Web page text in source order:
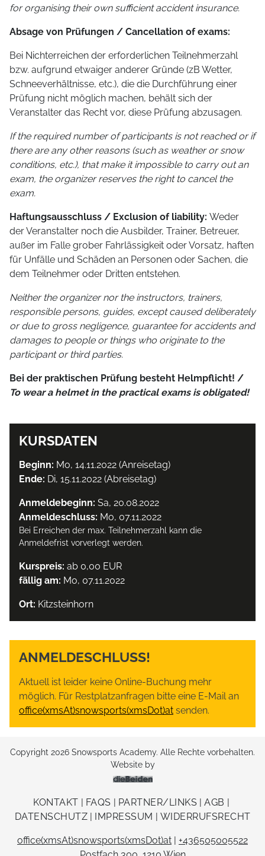
for organising their own sufficient accident insurance.
Absage von Prüfungen / Cancellation of exams:
Bei Nichterreichen der erforderlichen Teilnehmerzahl
bzw. aufgrund etwaiger anderer Gründe (zB Wetter,
Schneeverhältnisse, etc.), die die Durchführung einer
Prüfung nicht möglich machen, behält sich der
Veranstalter das Recht vor, diese Prüfung abzusagen.
If the required number of participants is not reached or if
there are any other reasons (such as weather or snow
conditions, etc.), that make it impossible to carry out an
exam, the organizer reserves the right to cancel the
exam.
Haftungsausschluss / Exclusion of liability: Weder
der Veranstalter noch die Ausbilder, Trainer, Betreuer,
außer im Falle grober Fahrlässigkeit oder Vorsatz, haften
für Unfälle und Schäden an Personen oder Sachen, die
dem Teilnehmer oder Dritten entstehen.
Neither the organizer nor the instructors, trainers,
responsible persons, guides, except caused deliberately
or due to gross negligence, guarantee for accidents and
damages to people or things who originate to the
participant or third parties.
Bei der praktischen Prüfung besteht Helmpflicht! /
To wear a helmet in the practical exams is obligated!
KURSDATEN
Beginn: Mo, 14.11.2022 (Anreisetag)
Ende: Di, 15.11.2022 (Abreisetag)
Anmeldebeginn: Sa, 20.08.2022
Anmeldeschluss: Mo, 07.11.2022
Bei Erreichen der max. Teilnehmerzahl kann die
Anmeldefrist vorverlegt werden.
Kurspreis: ab 0,00 EUR
fällig am: Mo, 07.11.2022
Ort: Kitzsteinhorn
ANMELDESCHLUSS!
Aktuell ist leider keine Online-Buchung mehr
möglich. Für Restplatzanfragen bitte eine E-Mail an
office(xmsAt)snowsports(xmsDot)at senden.
Copyright 2026 Snowsports Academy. Alle Rechte vorbehalten.
Website by
dieBeiden
KONTAKT | FAQS | PARTNER/LINKS | AGB |
DATENSCHUTZ | IMPRESSUM | WIDERRUFSRECHT
office(xmsAt)snowsports(xmsDot)at | +436505005522